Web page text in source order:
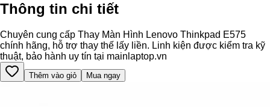
Thông tin chi tiết
Chuyên cung cấp Thay Màn Hình Lenovo Thinkpad E575
chính hãng, hỗ trợ thay thế lấy liền. Linh kiện được kiểm tra kỹ
thuật, bảo hành uy tín tại mainlaptop.vn
Thêm vào giỏ Mua ngay